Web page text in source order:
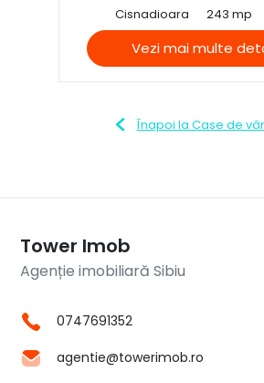
Cisnadioara 243 mp
Vezi mai multe
Înapoi la Case de
Tower Imob
Agenție imobiliară Sibiu
0747691352
agentie@towerimob.ro